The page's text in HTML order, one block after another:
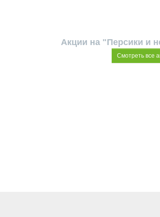
Акции на "Персики и
Смотреть все